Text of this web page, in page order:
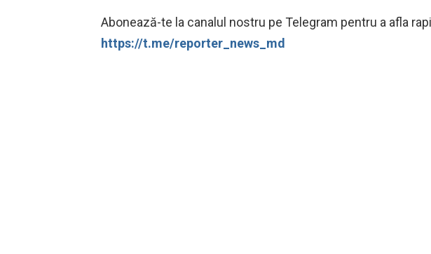
‍Abonează-te la canalul nostru pe Telegram pentru a afla
https://t.me/reporter_news_md